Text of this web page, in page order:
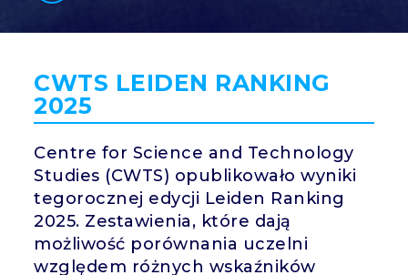
SH
CWTS LEIDEN RANKING
2025
Centre for Science and Technology
Studies (CWTS) opublikowało wyniki
tegorocznej edycji Leiden Ranking
2025. Zestawienia, które dają
możliwość porównania uczelni
względem różnych wskaźników